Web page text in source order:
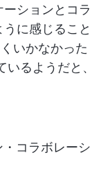
ションとコラ
に感じること
いかなかった
るようだと、
コラボレーシ